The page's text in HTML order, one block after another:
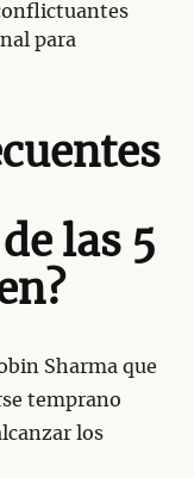
para
las 5
Sharma que
temprano
los